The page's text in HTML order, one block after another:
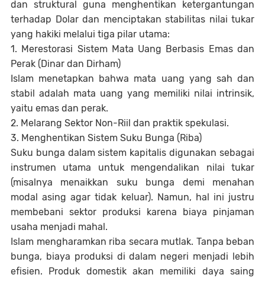
dan struktural guna menghentikan ketergantungan
terhadap Dolar dan menciptakan stabilitas nilai tukar
yang hakiki melalui tiga pilar utama:
1. Merestorasi Sistem Mata Uang Berbasis Emas dan
Perak (Dinar dan Dirham)
Islam menetapkan bahwa mata uang yang sah dan
stabil adalah mata uang yang memiliki nilai intrinsik,
yaitu emas dan perak.
2. Melarang Sektor Non-Riil dan praktik spekulasi.
3. Menghentikan Sistem Suku Bunga (Riba)
Suku bunga dalam sistem kapitalis digunakan sebagai
instrumen utama untuk mengendalikan nilai tukar
(misalnya menaikkan suku bunga demi menahan
modal asing agar tidak keluar). Namun, hal ini justru
membebani sektor produksi karena biaya pinjaman
usaha menjadi mahal.
Islam mengharamkan riba secara mutlak. Tanpa beban
bunga, biaya produksi di dalam negeri menjadi lebih
efisien. Produk domestik akan memiliki daya saing